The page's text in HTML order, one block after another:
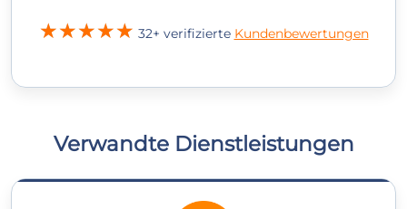
32+ verifizierte Kundenbewertungen
Verwandte Dienstleistungen